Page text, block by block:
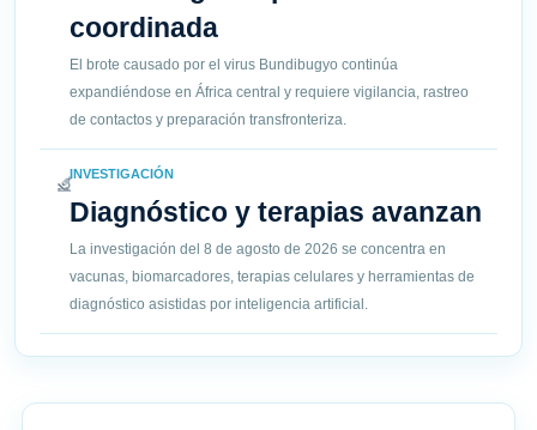
coordinada
El brote causado por el virus Bundibugyo continúa
expandiéndose en África central y requiere vigilancia, rastreo
de contactos y preparación transfronteriza.
INVESTIGACIÓN
Diagnóstico y terapias avanzan
La investigación del 8 de agosto de 2026 se concentra en
vacunas, biomarcadores, terapias celulares y herramientas de
diagnóstico asistidas por inteligencia artificial.